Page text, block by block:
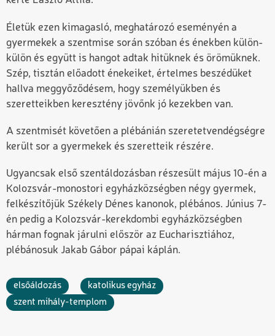
Életük ezen kimagasló, meghatározó eseményén a
gyermekek a szentmise során szóban és énekben külön-
külön és együtt is hangot adtak hitüknek és örömüknek.
Szép, tisztán előadott énekeiket, értelmes beszédüket
hallva meggyőződésem, hogy személyükben és
szeretteikben keresztény jövőnk jó kezekben van.
A szentmisét követően a plébánián szeretetvendégségre
került sor a gyermekek és szeretteik részére.
Ugyancsak első szentáldozásban részesült május 10-én a
Kolozsvár-monostori egyházközségben négy gyermek,
felkészítőjük Székely Dénes kanonok, plébános. Június 7-
én pedig a Kolozsvár-kerekdombi egyházközségben
hárman fognak járulni először az Eucharisztiához,
plébánosuk Jakab Gábor pápai káplán.
elsőáldozás
katolikus egyház
szent mihály-templom